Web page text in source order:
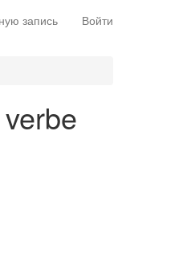
запись Войти